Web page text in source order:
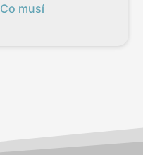
musí